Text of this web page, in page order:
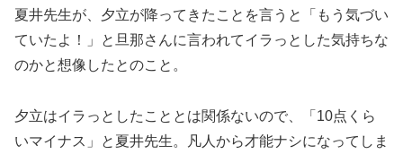
夏井先生が、夕立が降ってきたことを言うと「もう気づい
ていたよ！」と旦那さんに言われてイラっとした気持ちな
のかと想像したとのこと。
夕立はイラっとしたこととは関係ないので、「10点くら
いマイナス」と夏井先生。凡人から才能ナシになってしま